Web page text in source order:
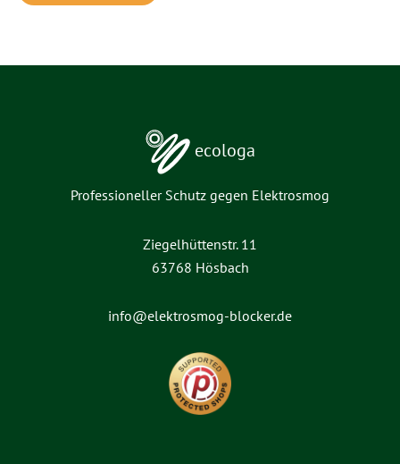
ecologa
Professioneller Schutz gegen Elektrosmog
Ziegelhüttenstr. 11
63768 Hösbach
info@elektrosmog-blocker.de